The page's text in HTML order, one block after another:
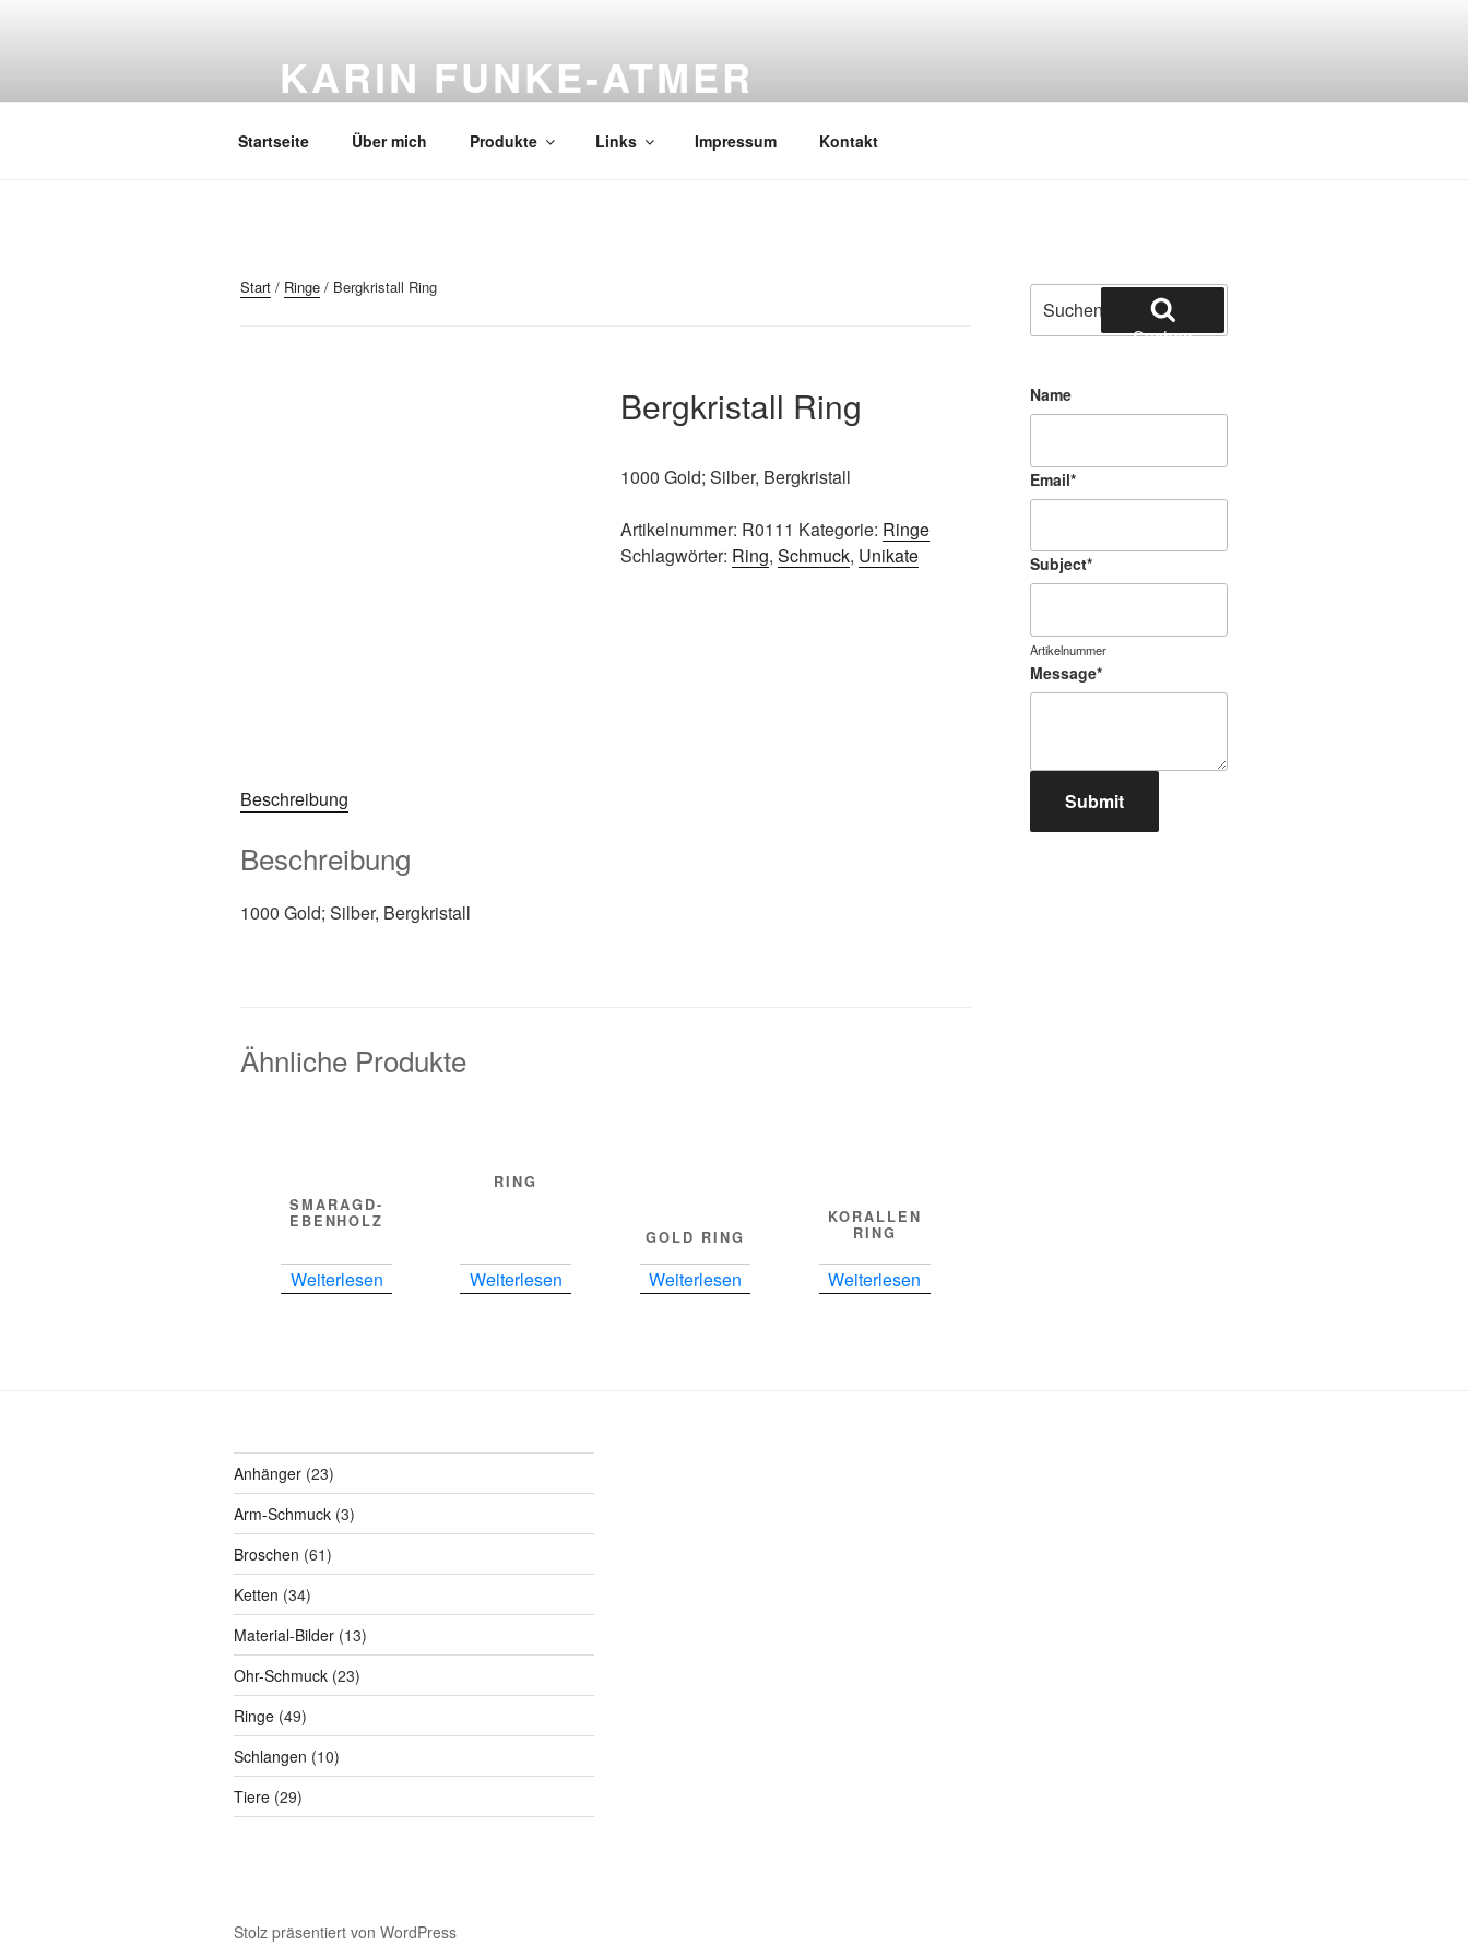
KARIN FUNKE-ATMER
Startseite Über mich Produkte Links Impressum Kontakt
Start / Ringe / Bergkristall Ring
Bergkristall Ring
1000 Gold; Silber, Bergkristall
Artikelnummer: R0111 Kategorie: Ringe
Schlagwörter: Ring, Schmuck, Unikate
Beschreibung
Beschreibung
1000 Gold; Silber, Bergkristall
Ähnliche Produkte
SMARAGD-
EBENHOLZ
Weiterlesen
RING
Weiterlesen
GOLD RING
Weiterlesen
KORALLEN
RING
Weiterlesen
nach:
Suchen
Name
Email*
Subject*
Artikelnummer
Message*
Submit
Anhänger 2323
Produkte
Arm-Schmuck 33
Produkte
Broschen 6161
Produkte
Ketten 3434
Produkte
Material-Bilder 1313
Produkte
Ohr-Schmuck 2323
Produkte
Ringe 4949
Produkte
Schlangen 1010
Produkte
Tiere 2929
Produkte
Stolz präsentiert von WordPress